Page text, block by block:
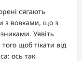
сягають
з вовками, що з
Уявіть
щоб тікати від
ось так